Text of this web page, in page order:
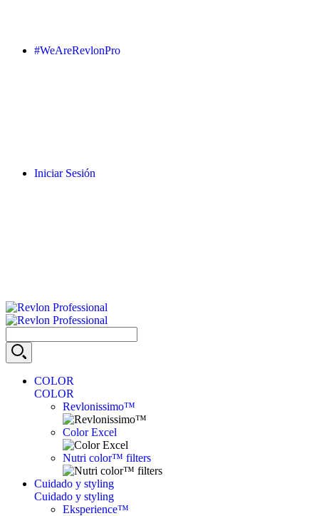
#WeAreRevlonPro
Iniciar Sesión
COLOR
COLOR
Revlonissimo™
Color Excel
Nutri color™ filters
Cuidado y styling
Cuidado y styling
Eksperience™